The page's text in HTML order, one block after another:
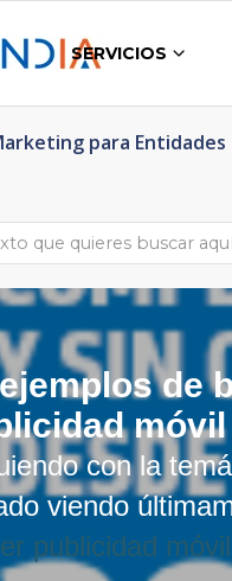
SERVICIOS
para
de
con la
viendo
publicidad